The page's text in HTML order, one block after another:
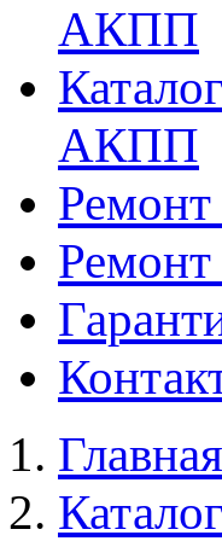
АКПП
Каталог
АКПП
Главная